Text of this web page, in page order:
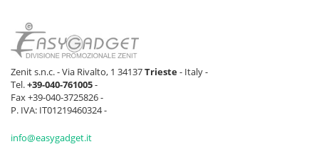
Zenit s.n.c. - Via Rivalto, 1 34137Trieste- Italy -
Tel.+39-040-761005-
Fax +39-040-3725826 -
P. IVA: IT01219460324 -
info@easygadget.it